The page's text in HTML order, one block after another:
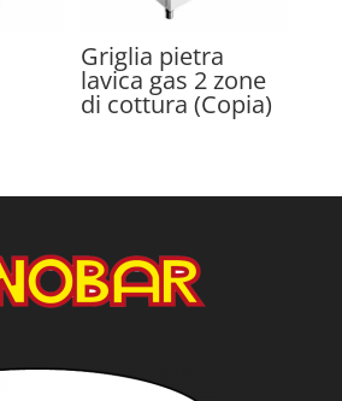
Griglia pietra
lavica gas 2 zone
di cottura (Copia)